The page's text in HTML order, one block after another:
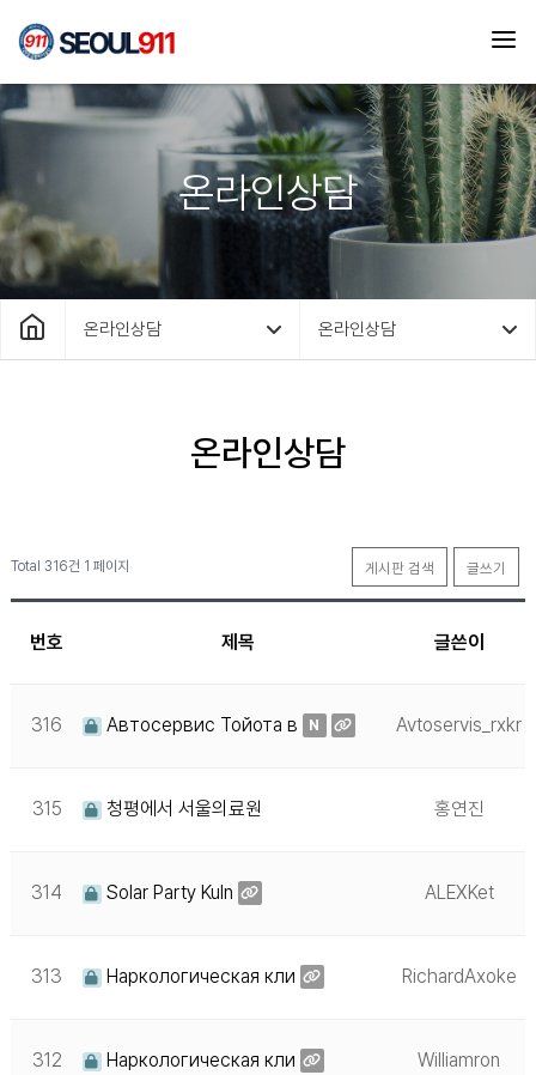
온라인상담
온라인상담 온라인상담
온라인상담
Total 316건 1 페이지 게시판 검색 글쓰기
번호 제목 글쓴이
316 Автосервис Тойота в N Avtoservis_rxkr
315 청평에서 서울의료원 홍연진
314 Solar Party Kuln ALEXKet
313 Наркологическая кли RichardAxoke
312 Наркологическая кли Williamron